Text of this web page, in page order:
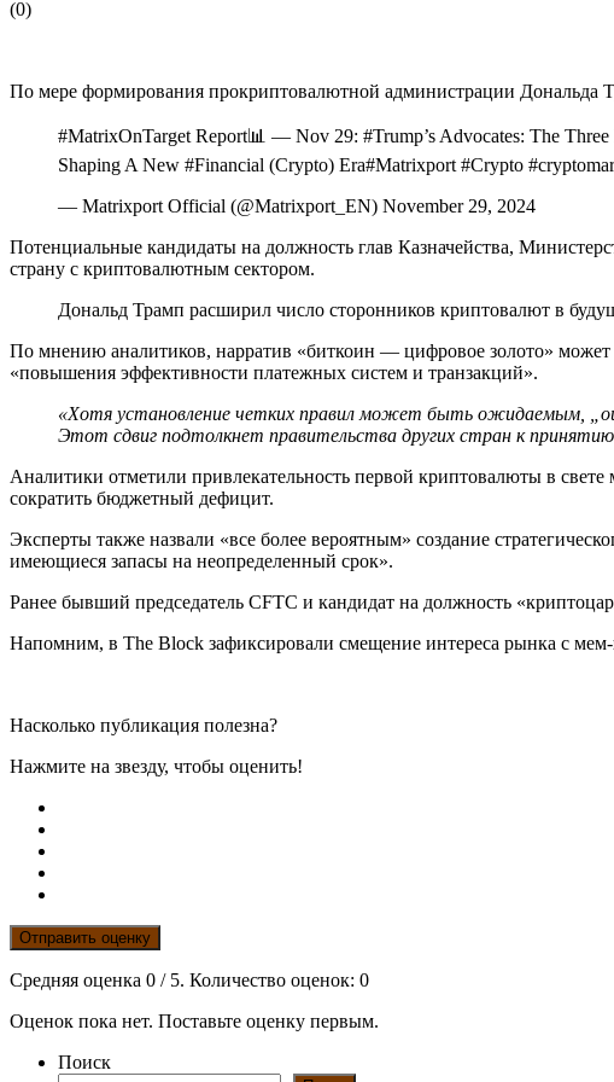
(0)
По мере формирования прокриптовалютной администрации
#MatrixOnTarget Report📊 — Nov 29: #Trump’s Advocates: The Three
Shaping A New #Financial (Crypto) Era#Matrixport #Crypto
— Matrixport Official (@Matrixport_EN) November 29, 2024
Потенциальные кандидаты на должность глав Казначейства,
страну с криптовалютным сектором.
Дональд Трамп расширил число сторонников криптовалют в
По мнению аналитиков, нарратив «биткоин — цифровое золото» может
«повышения эффективности платежных систем и транзакций».
«Хотя установление четких правил может быть ожидаемым,
Этот сдвиг подтолкнет правительства других стран к принятию
Аналитики отметили привлекательность первой криптовалюты в
сократить бюджетный дефицит.
Эксперты также назвали «все более вероятным» создание
имеющиеся запасы на неопределенный срок».
Ранее бывший председатель CFTC и кандидат на должность
Напомним, в The Block зафиксировали смещение интереса рынка с
Насколько публикация полезна?
Нажмите на звезду, чтобы оценить!
Отправить оценку
Средняя оценка 0 / 5. Количество оценок: 0
Оценок пока нет. Поставьте оценку первым.
Поиск